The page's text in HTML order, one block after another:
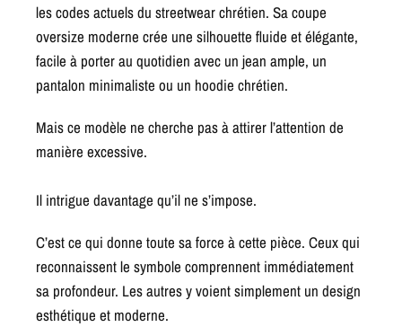
les codes actuels du streetwear chrétien. Sa coupe
oversize moderne crée une silhouette fluide et élégante,
facile à porter au quotidien avec un jean ample, un
pantalon minimaliste ou un hoodie chrétien.
Mais ce modèle ne cherche pas à attirer l’attention de
manière excessive.
Il intrigue davantage qu’il ne s’impose.
C’est ce qui donne toute sa force à cette pièce. Ceux qui
reconnaissent le symbole comprennent immédiatement
sa profondeur. Les autres y voient simplement un design
esthétique et moderne.